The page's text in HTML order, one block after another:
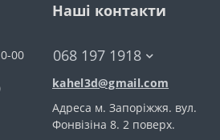
00
Наші контакти
068 197 1918
kahel3d@gmail.com
Адреса м. Запоріжжя. вул.
Фонвiзiна 8. 2 поверх.